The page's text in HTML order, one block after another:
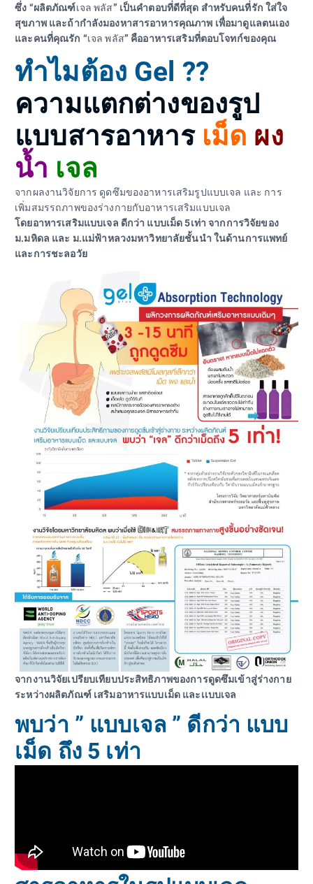
ซึ่ง “ผลิตภัณฑ์เจล พลัส” เป็นคำตอบที่ดีที่สุด สำหรับคนที่รัก ใส่ใจ
สุขภาพ และถ้ากำลังมองหาสารอาหารคุณภาพ เพื่อมาดูแลตนเอง
และคนที่คุณรัก “เจล พลัส” คืออาหารเสริมที่ตอบโจทก์ของคุณ
ทำไมต้อง Gel ??
ความแตกต่างของรูป
แบบสารอาหาร เม็ด ผง
น้ำ เจล
จากผลงานวิจัยการ ดูดซึมของอาหารเสริมรูปแบบเจล และ การ
เพิ่มสมรรถภาพของร่างกายกับอาหารเสริมแบบเจล
โดยอาหารเสริมแบบเจล ดีกว่า แบบเม็ด 5เท่า จากการวิจัยของ
ม.มหิดล และ ม.แม่ฟ้าหลวงมหาวิทยาลัยชั้นนำ ในด้านการแพทย์
และการชะลอวัย
จากงานวิจัยเปรียบเทียบประสิทธิภาพของการดูดซึมเข้าสู่ร่างกาย
ระหว่างผลิตภัณฑ์ เสริมอาหารแบบเม็ด และเเบบเจล
พบว่า ” แบบเจล ” ดีกว่า แบบ
เม็ด ถึง 5 เท่า